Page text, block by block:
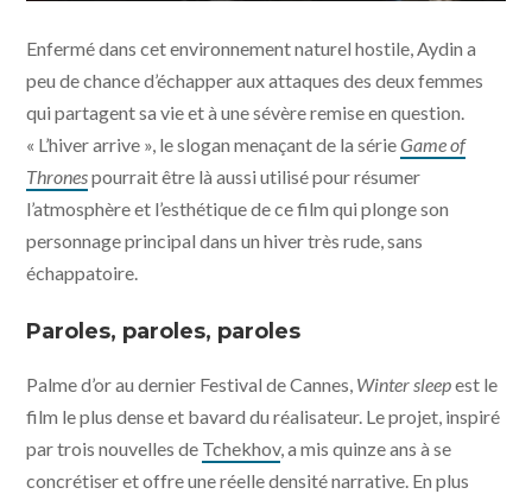
Enfermé dans cet environnement naturel hostile, Aydin a
peu de chance d’échapper aux attaques des deux femmes
qui partagent sa vie et à une sévère remise en question.
« L’hiver arrive », le slogan menaçant de la sérieGame of
Thronespourrait être là aussi utilisé pour résumer
l’atmosphère et l’esthétique de ce film qui plonge son
personnage principal dans un hiver très rude, sans
échappatoire.
Paroles, paroles, paroles
Palme d’or au dernier Festival de Cannes, Winter sleepest le
film le plus dense et bavard du réalisateur. Le projet, inspiré
par trois nouvelles de Tchekhov, a mis quinze ans à se
concrétiser et offre une réelle densité narrative. En plus